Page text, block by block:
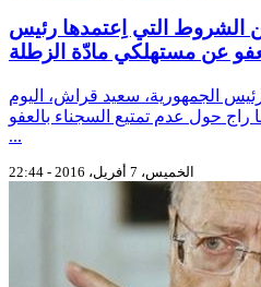
التي اِعتمدها رئيس
عن مستهلكي مادّة الزطلة
الجمهورية، سعيد قراش، اليوم
أفريل 2016، أنّ ما راج حول عدم تمتيع السجناء بالعفو
...
الخميس، 7 أفريل، 2016 - 22:44